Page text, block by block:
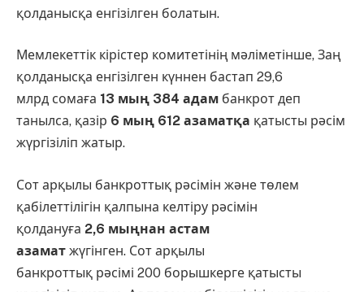
қолданысқа енгізілген болатын.
Мемлекеттік кірістер комитетінің мәліметінше, Заң
қолданысқа енгізілген күннен бастап 29,6
млрд сомаға 13 мың 384 адам банкрот деп
танылса, қазір 6 мың 612 азаматқа қатысты рәсім
жүргізіліп жатыр.
Сот арқылы банкроттық рәсімін және төлем
қабілеттілігін қалпына келтіру рәсімін
қолдануға 2,6 мыңнан астам
азамат жүгінген. Сот арқылы
банкроттық рәсімі 200 борышкерге қатысты